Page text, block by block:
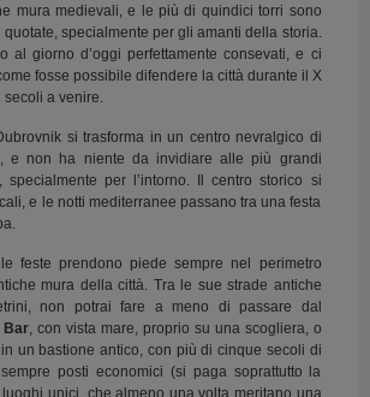
mura medievali, e le più di quindici torri sono
specialmente per gli amanti della storia.
al giorno d’oggi perfettamente consevati, e ci
fosse possibile difendere la città durante il X
a venire.
si trasforma in un centro nevralgico di
e non ha niente da invidiare alle più grandi
specialmente per l’intorno. Il centro storico si
e le notti mediterranee passano tra una festa
feste prendono piede sempre nel perimetro
mura della città. Tra le sue strade antiche
non potrai fare a meno di passare dal
Bar, con vista mare, proprio su una scogliera, o
, in un bastione antico, con più di cinque secoli di
posti economici (si paga soprattutto la
unici, che almeno una volta meritano una